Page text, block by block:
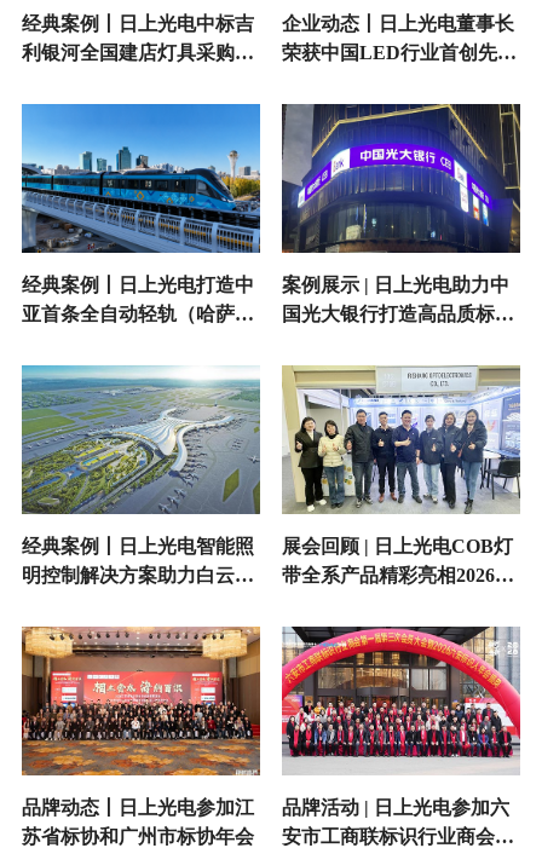
经典案例丨日上光电中标吉
利银河全国建店灯具采购项
企业动态丨日上光电董事长
荣获中国LED行业首创先锋
经典案例丨日上光电打造中
亚首条全自动轻轨（哈萨克
明新标杆
案例展示 | 日上光电助力中
国光大银行打造高品质标识
经典案例丨日上光电智能照
明控制解决方案助力白云机
展会回顾 | 日上光电COB灯
带全系产品精彩亮相2026法
品牌动态丨日上光电参加江
苏省标协和广州市标协年会
品牌活动 | 日上光电参加六
安市工商联标识行业商会会